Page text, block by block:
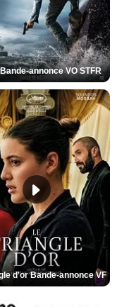
annonce VO STFR
d'or Bande-annonce VF